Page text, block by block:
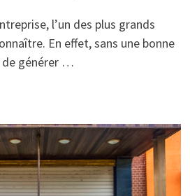
l’un des plus grands
En effet, sans une bonne
de générer …